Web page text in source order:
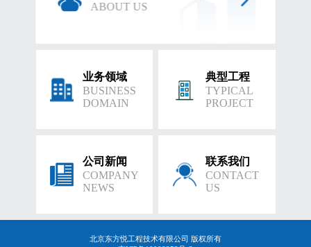
ABOUT US
业务领域
BUSINESS
DOMAIN
典型工程
TYPICAL
PROJECT
公司新闻
COMPANY
NEWS
联系我们
CONTACT
US
北京东方悦工程技术有限公司 版权所有